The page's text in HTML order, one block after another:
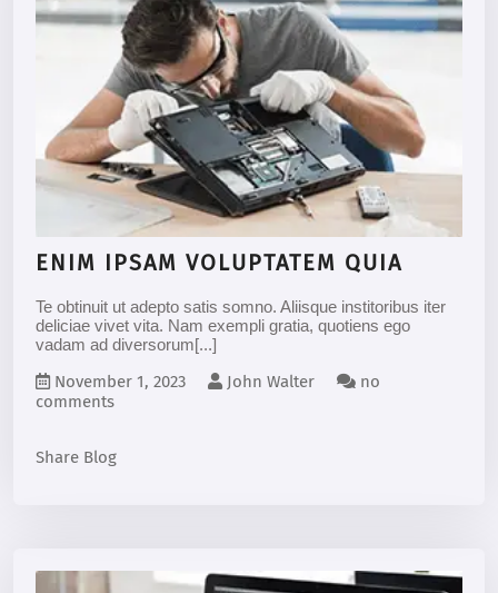
ENIM IPSAM VOLUPTATEM QUIA
Te obtinuit ut adepto satis somno. Aliisque institoribus iter
deliciae vivet vita. Nam exempli gratia, quotiens ego
vadam ad diversorum[...]
November 1, 2023 John Walter
no
comments
Share Blog